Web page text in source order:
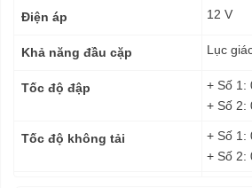
Điện áp 12 V
Khả năng đầu cặp Lục
Tốc độ đập
+ Số 1:
+ Số 2:
Tốc độ không tải
+ Số 1:
+ Số 2: